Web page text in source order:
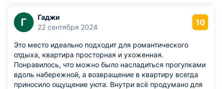
Г
Гаджи
22 сентября 2024
10
Это место идеально подходит для романтического
отдыха, квартира просторная и ухоженная.
Понравилось, что можно было насладиться прогулками
вдоль набережной, а возвращение в квартиру всегда
приносило ощущение уюта. Внутри всё продумано для